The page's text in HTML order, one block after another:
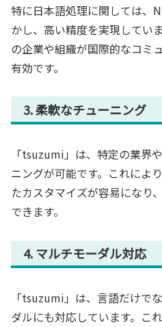
特に日本語処理に関しては、
かし、高い精度を実現してい
の企業や組織が国際的なコミ
有効です。
3. 柔軟なチューニング
「tsuzumi」は、特定の業界
ニングが可能です。これによ
たカスタマイズが容易になり
できます。
4. マルチモーダル対応
「tsuzumi」は、言語だけで
ダルにも対応しています。こ